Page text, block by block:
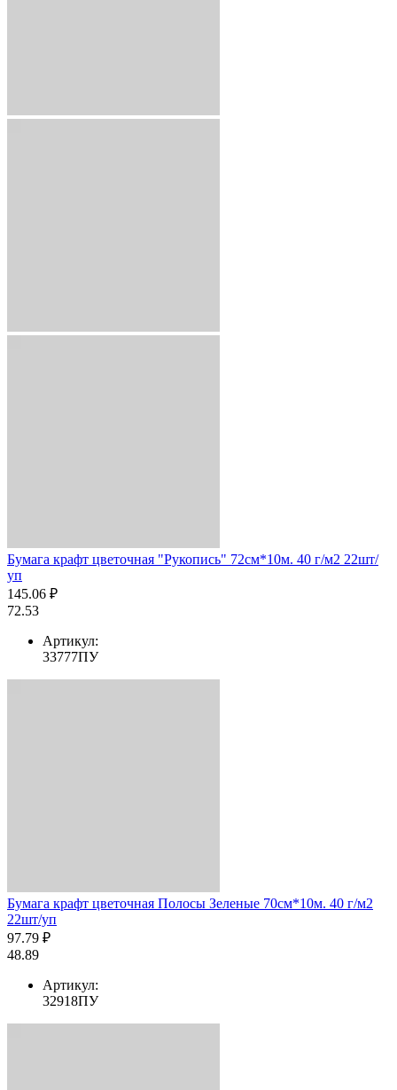
Бумага крафт цветочная "Рукопись" 72см*10м. 40 г/м2 22шт/
уп
145.06 ₽
72.53
Артикул:
33777ПУ
Бумага крафт цветочная Полосы Зеленые 70см*10м. 40 г/м2
22шт/уп
97.79 ₽
48.89
Артикул:
32918ПУ